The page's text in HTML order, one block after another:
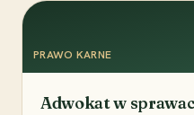
PRAWO KARNE
Adwokat w